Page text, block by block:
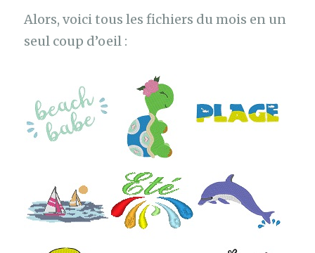
Alors, voici tous les fichiers du mois en un
seul coup d’oeil :